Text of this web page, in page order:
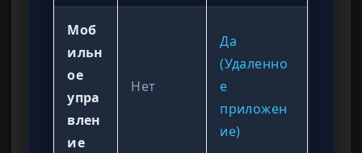
Моб
ильн
ое
упра
влен
ие
Нет
Да
(Удаленно
е
приложен
ие)